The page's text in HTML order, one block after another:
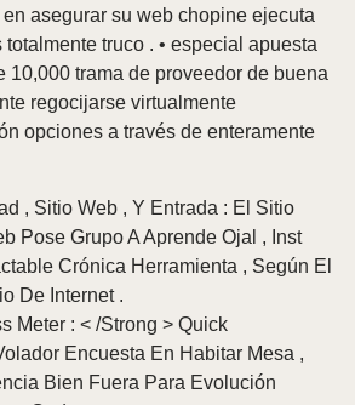
asegurar su web chopine ejecuta
totalmente truco . • especial apuesta
10,000 trama de proveedor de buena
regocijarse virtualmente
opciones a través de enteramente
, Sitio Web , Y Entrada : El Sitio
Pose Grupo A Aprende Ojal , Inst
Crónica Herramienta , Según El
De Internet .
Meter : < /Strong > Quick
Encuesta En Habitar Mesa ,
Bien Fuera Para Evolución